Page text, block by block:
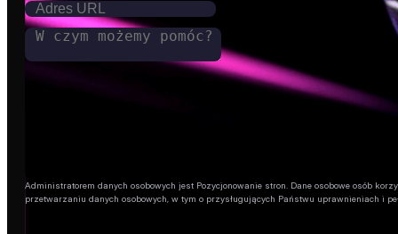
Administratorem danych osobowych jest Pozycjonowanie stron. Dane osobowe osób
przetwarzaniu danych osobowych, w tym o przysługujących Państwu uprawnieniach i